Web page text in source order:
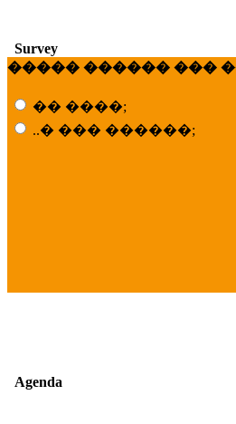
Survey
����� ������ ���
�� ����;
..� ��� ������;
Agenda